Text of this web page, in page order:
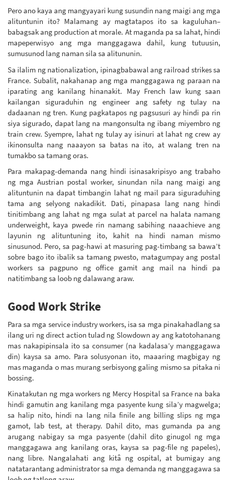
Pero ano kaya ang mangyayari kung susundin nang maigi ang mga
alituntunin ito? Malamang ay magtatapos ito sa kaguluhan–
babagsak ang production at morale. At maganda pa sa lahat, hindi
mapeperwisyo ang mga manggagawa dahil, kung tutuusin,
sumusunod lang naman sila sa alitununin.
Sa ilalim ng nationalization, ipinagbabawal ang railroad strikes sa
France. Subalit, nakahanap ang mga manggagawa ng paraan na
iparating ang kanilang hinanakit. May French law kung saan
kailangan siguraduhin ng engineer ang safety ng tulay na
dadaanan ng tren. Kung pagkatapos ng pagsusuri ay hindi pa rin
siya sigurado, dapat lang na mangonsulta ng ibang miyembro ng
train crew. Syempre, lahat ng tulay ay isinuri at lahat ng crew ay
ikinonsulta nang naaayon sa batas na ito, at walang tren na
tumakbo sa tamang oras.
Para makapag-demanda nang hindi isinasakripisyo ang trabaho
ng mga Austrian postal worker, sinundan nila nang maigi ang
alituntunin na dapat timbangin lahat ng mail para siguraduhing
tama ang selyong nakadikit. Dati, pinapasa lang nang hindi
tinitimbang ang lahat ng mga sulat at parcel na halata namang
underweight, kaya pwede rin namang sabihing naaachieve ang
layunin ng alituntuning ito, kahit na hindi naman mismo
sinusunod. Pero, sa pag-hawi at masuring pag-timbang sa bawa’t
sobre bago ito ibalik sa tamang pwesto, matagumpay ang postal
workers sa pagpuno ng office gamit ang mail na hindi pa
natitimbang sa loob ng dalawang araw.
Good Work Strike
Para sa mga service industry workers, isa sa mga pinakahadlang sa
ilang uri ng direct action tulad ng Slowdown ay ang katotohanang
mas nakapipinsala ito sa consumer (na kadalasa’y manggagawa
din) kaysa sa amo. Para solusyonan ito, maaaring magbigay ng
mas maganda o mas murang serbisyong galing mismo sa pitaka ni
bossing.
Kinatakutan ng mga workers ng Mercy Hospital sa France na baka
hindi gamutin ang kanilang mga pasyente kung sila’y magwelga;
sa halip nito, hindi na lang nila finile ang billing slips ng mga
gamot, lab test, at therapy. Dahil dito, mas gumanda pa ang
arugang nabigay sa mga pasyente (dahil dito ginugol ng mga
manggagawa ang kanilang oras, kaysa sa pag-file ng papeles),
nang libre. Nangalahati ang kitâ ng ospital, at bumigay ang
natatarantang administrator sa mga demanda ng manggagawa sa